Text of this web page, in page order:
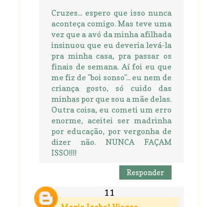
Cruzes... espero que isso nunca
aconteça comigo. Mas teve uma
vez que a avó da minha afilhada
insinuou que eu deveria levá-la
pra minha casa, pra passar os
finais de semana. Aí foi eu que
me fiz de "boi sonso"... eu nem de
criança gosto, só cuido das
minhas por que sou a mãe delas.
Outra coisa, eu cometi um erro
enorme, aceitei ser madrinha
por educação, por vergonha de
dizer não. NUNCA FAÇAM
ISSO!!!!
Responder